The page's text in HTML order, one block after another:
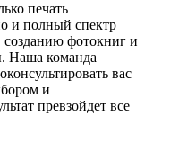
печать
и полный спектр
созданию фотокниг и
Наша команда
вас
и
превзойдет все